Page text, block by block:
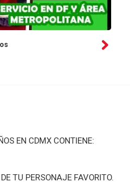
EN CDMX CONTIENE:
TU PERSONAJE FAVORITO.